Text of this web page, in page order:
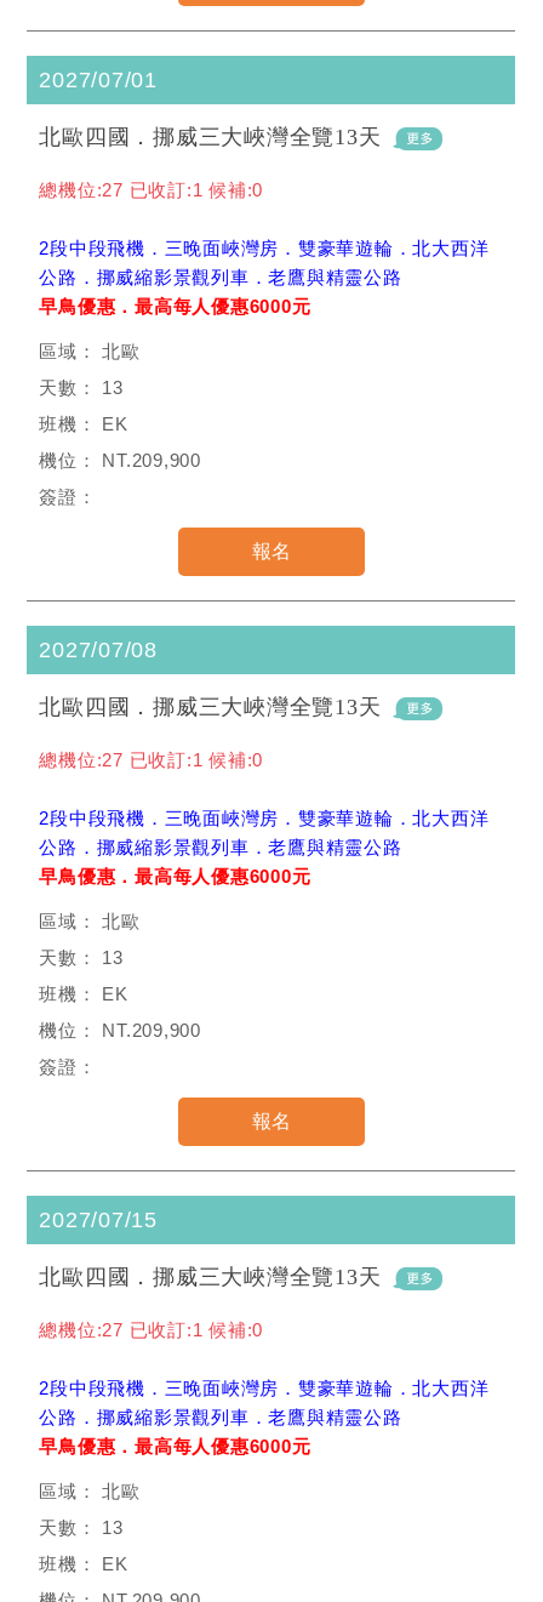
2027/07/01
北歐四國．挪威三大峽灣全覽13天
總機位:27 已收訂:1 候補:0
2段中段飛機．三晚面峽灣房．雙豪華遊輪．北大西洋
公路．挪威縮影景觀列車．老鷹與精靈公路
早鳥優惠．最高每人優惠6000元
北歐
13
EK
NT.209,900
2027/07/08
北歐四國．挪威三大峽灣全覽13天
總機位:27 已收訂:1 候補:0
2段中段飛機．三晚面峽灣房．雙豪華遊輪．北大西洋
公路．挪威縮影景觀列車．老鷹與精靈公路
早鳥優惠．最高每人優惠6000元
北歐
13
EK
NT.209,900
2027/07/15
北歐四國．挪威三大峽灣全覽13天
總機位:27 已收訂:1 候補:0
2段中段飛機．三晚面峽灣房．雙豪華遊輪．北大西洋
公路．挪威縮影景觀列車．老鷹與精靈公路
早鳥優惠．最高每人優惠6000元
北歐
13
EK